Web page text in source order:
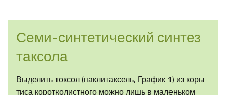
Семи-синтетический синтез
таксола
Выделить токсол (паклитаксель, График 1) из коры
тиса коротколистного можно лишь в маленьком